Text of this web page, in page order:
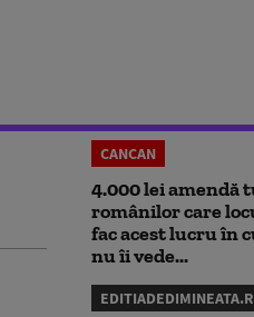
CANCAN
4.000 lei amendă
românilor care
fac acest lucru în
nu îi vede...